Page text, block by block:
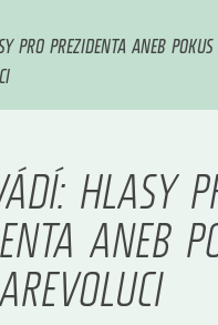
PRO PREZIDENTA ANEB
HLASY
ANEB